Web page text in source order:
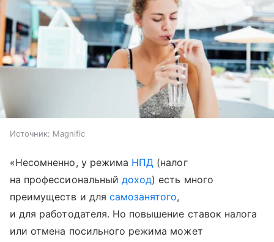
Источник: Magnific
«Несомненно, у режима НПД (налог
на профессиональный доход) есть много
преимуществ и для самозанятого,
и для работодателя. Но повышение ставок налога
или отмена посильного режима может